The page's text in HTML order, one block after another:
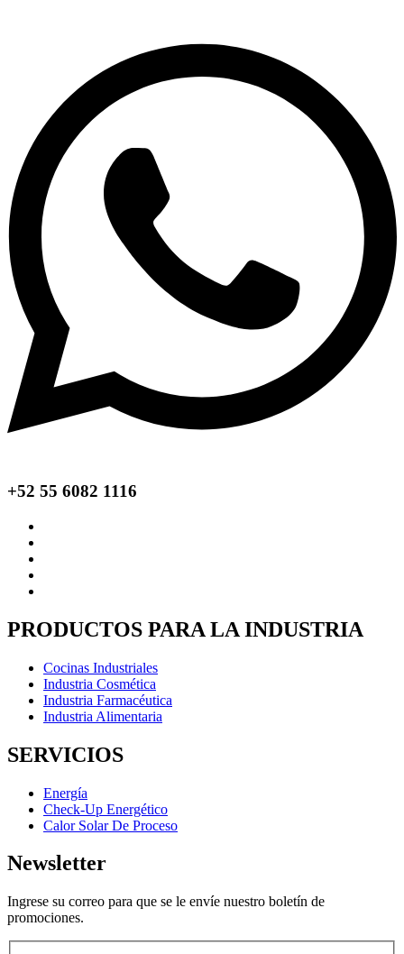
+52 55 6082 1116
PRODUCTOS PARA LA INDUSTRIA
Cocinas Industriales
Industria Cosmética
Industria Farmacéutica
Industria Alimentaria
SERVICIOS
Energía
Check-Up Energético
Calor Solar De Proceso
Newsletter
Ingrese su correo para que se le envíe nuestro boletín de
promociones.